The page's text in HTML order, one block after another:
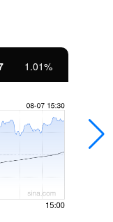
1.01%